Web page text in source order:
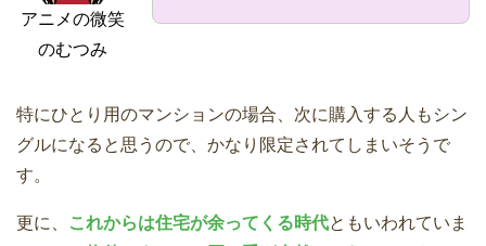
アニメの微笑
のむつみ
特にひとり用のマンションの場合、次に購入する人もシン
グルになると思うので、かなり限定されてしまいそうで
す。
更に、 これからは住宅が余ってくる時代ともいわれていま